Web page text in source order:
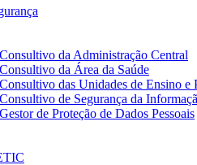
da Administração Central
da Área da Saúde
das Unidades de Ensino e
de Segurança da
de Proteção de Dados Pessoais